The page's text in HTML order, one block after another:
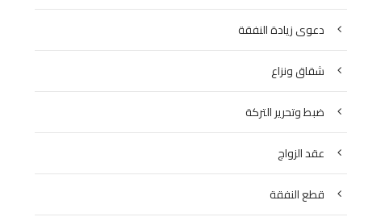
دعوى زيادة النفقة
شقاق ونزاع
ضبط وتحرير التركة
عقد الزواج
قطع النفقة